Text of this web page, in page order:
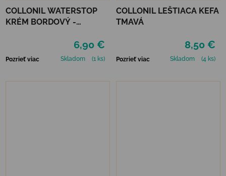
COLLONIL WATERSTOP
KRÉM BORDOVÝ -
6,90 €
Pozrieť viac Skladom (1 ks)
COLLONIL LEŠTIACA KEFA
TMAVÁ
8,50 €
Pozrieť viac Skladom (4 ks)